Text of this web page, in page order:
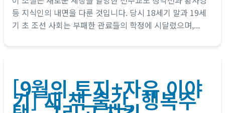
등 지식인의 내면을 다룬 것입니다. 당시 18세기 말과 19세
기 초 조선 사회는 부패한 관료들의 학정에 시달렸으며,...
[9월의 토지+자유 이야
기] 새 책 출간, 행복주